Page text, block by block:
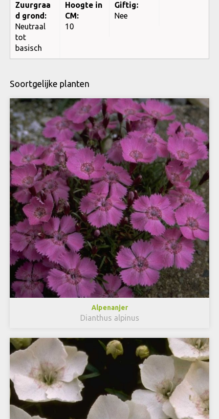
Zuurgraa
d grond:
Neutraal
tot
basisch
Hoogte in
CM:
10
Giftig:
Nee
Soortgelijke planten
Alpenanjer
Dianthus alpinus